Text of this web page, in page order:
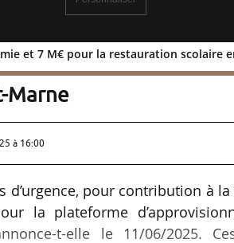
et 7 M€ pour la restauration scolaire
la gastronomie et 7 M€
Marne
à 16:00
d’urgence, pour contribution à
la plateforme
t-elle le 11/06/2025.